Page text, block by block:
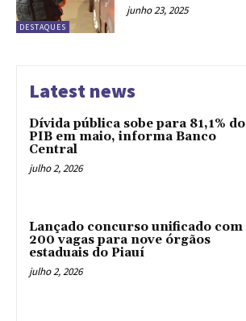
DESTAQUES
junho 23, 2025
Latest news
Dívida pública sobe para 81,1% do
PIB em maio, informa Banco
Central
julho 2, 2026
Lançado concurso unificado com
200 vagas para nove órgãos
estaduais do Piauí
julho 2, 2026